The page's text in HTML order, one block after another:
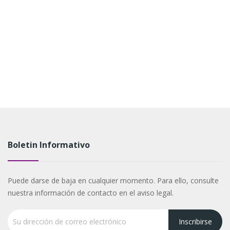
Boletin Informativo
Puede darse de baja en cualquier momento. Para ello, consulte
nuestra información de contacto en el aviso legal.